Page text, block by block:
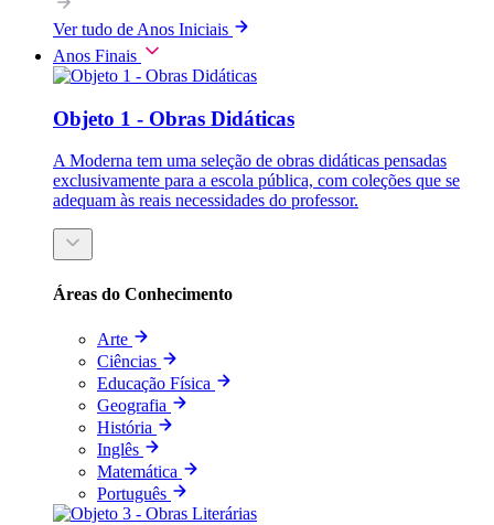
Ver tudo de Anos Iniciais
Anos Finais
Objeto 1 - Obras Didáticas
A Moderna tem uma seleção de obras didáticas pensadas
exclusivamente para a escola pública, com coleções que se
adequam às reais necessidades do professor.
Áreas do Conhecimento
Arte
Ciências
Educação Física
Geografia
História
Inglês
Matemática
Português